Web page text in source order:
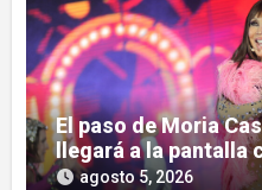
El paso de Moria
llegará a la pantalla
serie documental
agosto 5, 2026